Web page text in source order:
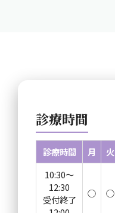
診療時間
診療時間 月 火
10:30～
12:30
受付終了
○ ○